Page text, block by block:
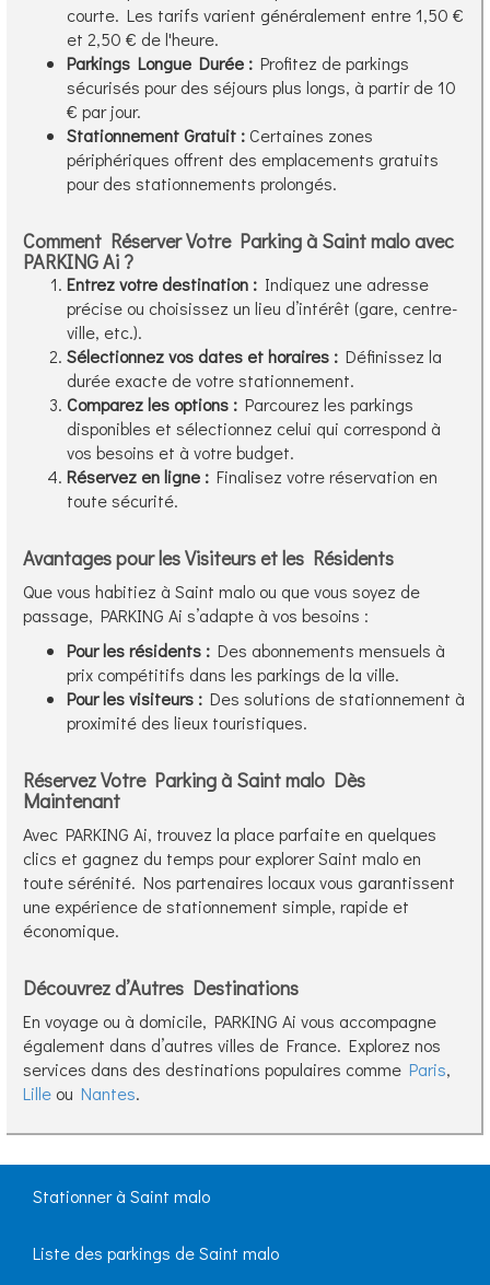
courte. Les tarifs varient généralement entre 1,50 €
et 2,50 € de l'heure.
Parkings Longue Durée : Profitez de parkings
sécurisés pour des séjours plus longs, à partir de 10
€ par jour.
Stationnement Gratuit :Certaines zones
périphériques offrent des emplacements gratuits
pour des stationnements prolongés.
Comment Réserver Votre Parking à Saint malo avec
PARKING Ai ?
Entrez votre destination : Indiquez une adresse
précise ou choisissez un lieu d’intérêt (gare, centre-
ville, etc.).
Sélectionnez vos dates et horaires : Définissez la
durée exacte de votre stationnement.
Comparez les options : Parcourez les parkings
disponibles et sélectionnez celui qui correspond à
vos besoins et à votre budget.
Réservez en ligne : Finalisez votre réservation en
toute sécurité.
Avantages pour les Visiteurs et les Résidents
Que vous habitiez à Saint malo ou que vous soyez de
passage, PARKING Ai s’adapte à vos besoins :
Pour les résidents : Des abonnements mensuels à
prix compétitifs dans les parkings de la ville.
Pour les visiteurs : Des solutions de stationnement à
proximité des lieux touristiques.
Réservez Votre Parking à Saint malo Dès
Maintenant
Avec PARKING Ai, trouvez la place parfaite en quelques
clics et gagnez du temps pour explorer Saint malo en
toute sérénité. Nos partenaires locaux vous garantissent
une expérience de stationnement simple, rapide et
économique.
Découvrez d’Autres Destinations
En voyage ou à domicile, PARKING Ai vous accompagne
également dans d’autres villes de France. Explorez nos
services dans des destinations populaires comme Paris,
Lille ou Nantes.
Stationner à Saint malo
Liste des parkings de Saint malo